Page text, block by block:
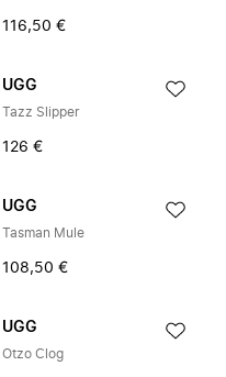
116,50 €
UGG
Tazz Slipper
126 €
UGG
Tasman Mule
108,50 €
UGG
Otzo Clog